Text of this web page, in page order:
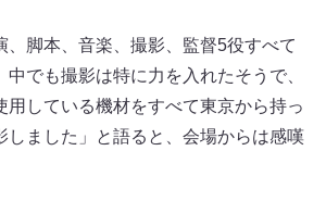
、脚本、音楽、撮影、監督5役すべて
でも撮影は特に力を入れたそうで、
用している機材をすべて東京から持っ
しました」と語ると、会場からは感嘆